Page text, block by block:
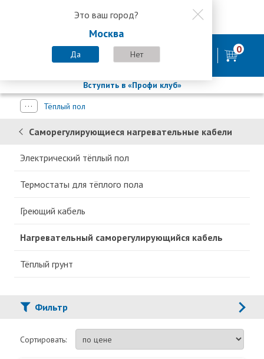
8 800 200-58-35
Это ваш город?
Москва
Да Нет
8 (800) 200-58-35
Пн-Пт с 9:00-18:00. Сб. Вс - выходной 0
Вступить в «Профи клуб»
Тёплый пол
Саморегулирующиеся нагревательные кабели
Электрический тёплый пол
Термостаты для тёплого пола
Греющий кабель
Нагревательный саморегулирующийся кабель
Тёплый грунт
Сортировать:
Фильтр